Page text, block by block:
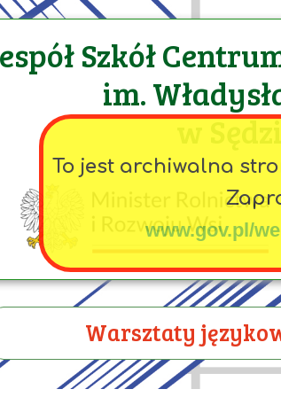
To jest archiwalna
www.gov.pl/
Szkół
im.
w
Warsztaty